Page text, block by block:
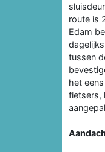
route is
Edam
tussen
het
fietsers,